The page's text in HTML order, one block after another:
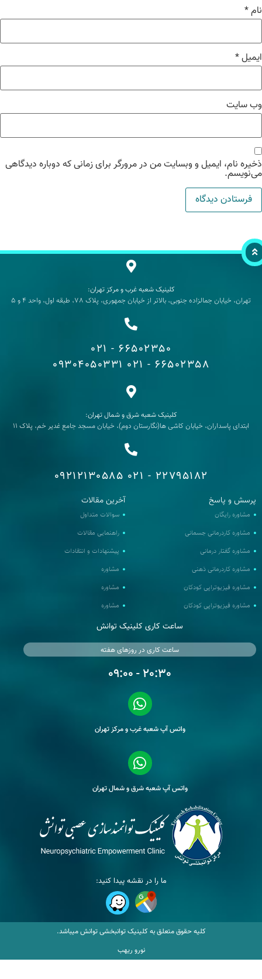
*
*
سایت
نام، ایمیل و وبسایت من در مرورگر برای زمانی که دوباره دیدگاهی
کلینیک شعبه غرب و مرکز تهران:
تهران، خیابان جمالزاده جنوبی، بالاتر از خیابان جمهوری، پلاک 78، طبقه اول، واحد 4 و 5
66502350 - 021
66502358 - 021
09304050331
کلینیک شعبه شرق و شمال تهران:
ابتدای پاسداران، خیابان کاشی ها(نگارستان دوم)، خیابان مسجد جامع غدیر خم، پلاک 11
22795182 - 021
09212130585
پرسش و پاسخ
مشاوره رایگان
مشاوره کاردرمانی جسمانی
مشاوره گفتار درمانی
مشاوره کاردرمانی ذهنی
مشاوره فیزیوتراپی کودکان
مشاوره فیزیوتراپی کودکان
آخرین مقالات
سوالات متداول
راهنمایی مقالات
پیشنهادات و انتقادات
مشاوره
مشاوره
مشاوره
ساعت کاری کلینیک توانش
ساعت کاری در روزهای هفته
20:30 - 09:00
واتس آپ شعبه غرب و مرکز تهران
واتس آپ شعبه شرق و شمال تهران
ما را در نقشه پیدا کنید:
کلیه حقوق متعلق به کلینیک توانبخشی توانش میباشد.
نورو ریهب